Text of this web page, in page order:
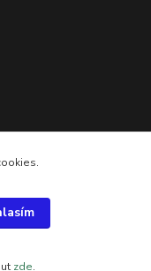
autorským právem
zde.